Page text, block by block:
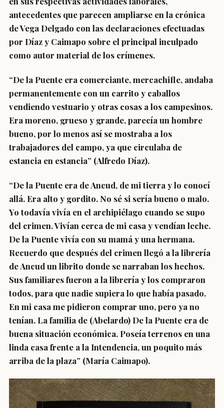
antecedentes que parecen ampliarse en la crónica
de Vega Delgado con las declaraciones efectuadas
por Díaz y Caimapo sobre el principal inculpado
como autor material de los crímenes.
“De la Puente era comerciante, mercachifle, andaba
permanentemente con un carrito y caballos
vendiendo vestuario y otras cosas a los campesinos.
Era moreno, grueso y grande, parecía un hombre
bueno, por lo menos así se mostraba a los
trabajadores del campo, ya que circulaba de
estancia en estancia” (Alfredo Díaz).
“De la Puente era de Ancud, de mi tierra y lo conocí
allá. Era alto y gordito. No sé si sería bueno o malo.
Yo todavía vivía en el archipiélago cuando se supo
del crimen. Vivían cerca de mi casa y vendían leche.
De la Puente vivía con su mamá y una hermana.
Recuerdo que después del crimen llegó a la librería
de Ancud un librito donde se narraban los hechos.
Sus familiares fueron a la librería y los compraron
todos, para que nadie supiera lo que había pasado.
En mi casa me pidieron comprar uno, pero ya no
tenían. La familia de (Abelardo) De la Puente era de
buena situación económica. Poseía terrenos en una
linda casa frente a la Intendencia, un poquito más
arriba de la plaza” (María Caimapo).